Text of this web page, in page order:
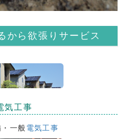
から欲張りサービス
気工事
一般電気工事